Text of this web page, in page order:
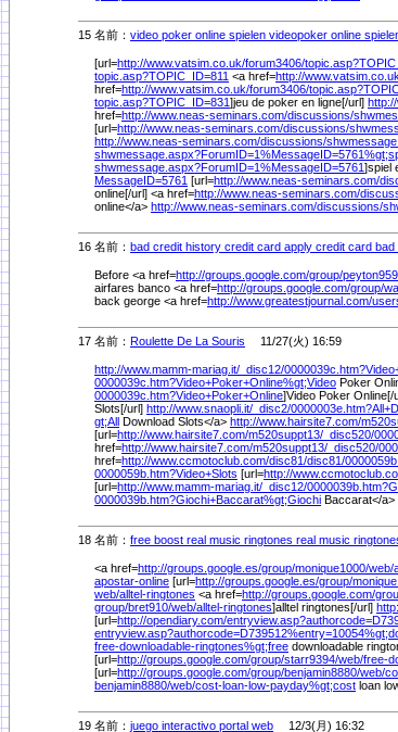
15 名前： video poker online spielen videopoker online
[url=http://www.vatsim.co.uk/forum3406/
topic.asp?TOPIC_ID=811 <a href=http://
href=http://www.vatsim.co.uk/forum3406/
topic.asp?TOPIC_ID=831]jeu de poker en ligne[/url]
href=http://www.neas-seminars.com/discussions/
[url=http://www.neas-seminars.com/discussions/
http://www.neas-seminars.com/discussions/
shwmessage.aspx?ForumID=1%MessageID=5761%
shwmessage.aspx?ForumID=1%MessageID=5761]spiel
MessageID=5761 [url=http://www.neas-seminars.com/
online[/url] <a href=http://www.neas-seminars.com/
online</a> http://www.neas-seminars.com/discussions/
16 名前： bad credit history credit card apply credit card bad
Before <a href=http://groups.google.com/group/
airfares banco <a href=http://groups.google.com/group/
back george <a href=http://www.greatestjournal.com/
17 名前： Roulette De La Souris 11/27(火) 16:59
http://www.mamm-mariag.it/ _disc12/
0000039c.htm?Video+Poker+Online%gt;Video Poker
0000039c.htm?Video+Poker+Online]Video Poker Online[/
Slots[/url] http://www.snaopli.it/ _disc2/
gt;All Download Slots</a> http://www.hairsite7.com/
[url=http://www.hairsite7.com/m520suppt13/ _disc520/
href=http://www.hairsite7.com/m520suppt13/ _disc520/
href=http://www.ccmotoclub.com/disc81/disc81/
0000059b.htm?Video+Slots [url=http://
[url=http://www.mamm-mariag.it/ _disc12/
0000039b.htm?Giochi+Baccarat%gt;Giochi Baccarat</a>
18 名前： free boost real music ringtones real music
<a href=http://groups.google.es/group/monique1000/web/
apostar-online [url=http://groups.google.es/group/
web/alltel-ringtones <a href=http://groups.google.com/
group/bret910/web/alltel-ringtones]alltel ringtones[/url]
[url=http://opendiary.com/
entryview.asp?authorcode=D739512%entry=10054%
free-downloadable-ringtones%gt;free downloadable
[url=http://groups.google.com/group/starr9394/web/free-
[url=http://groups.google.com/group/benjamin8880/web/
benjamin8880/web/cost-loan-low-payday%gt;cost loan
19 名前： juego interactivo portal web 12/3(月) 16:32